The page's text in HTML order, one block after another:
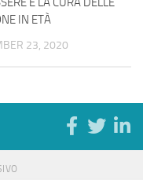
IN ETÀ
23, 2020